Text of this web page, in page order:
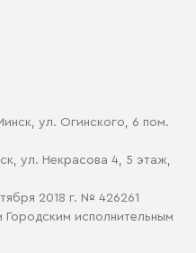
cookieул. Огинского, 6 пом.
ул. Некрасова 4, 5 этаж,
2018 г. № 426261
исполнительным